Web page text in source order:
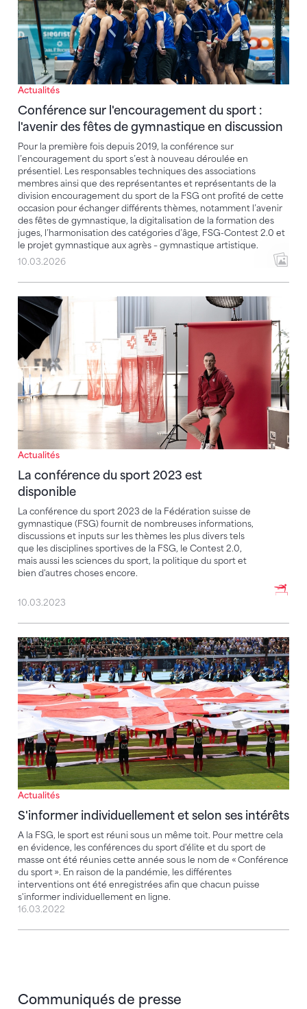
Actualités
Conférence sur l'encouragement du sport :
l'avenir des fêtes de gymnastique en discussion
Pour la première fois depuis 2019, la conférence sur
l’encouragement du sport s’est à nouveau déroulée en
présentiel. Les responsables techniques des associations
membres ainsi que des représentantes et représentants de la
division encouragement du sport de la FSG ont profité de cette
occasion pour échanger différents thèmes, notamment l’avenir
des fêtes de gymnastique, la digitalisation de la formation des
juges, l’harmonisation des catégories d’âge, FSG-Contest 2.0 et
le projet gymnastique aux agrès – gymnastique artistique.
10.03.2026
Actualités
La conférence du sport 2023 est
disponible
La conférence du sport 2023 de la Fédération suisse de
gymnastique (FSG) fournit de nombreuses informations,
discussions et inputs sur les thèmes les plus divers tels
que les disciplines sportives de la FSG, le Contest 2.0,
mais aussi les sciences du sport, la politique du sport et
bien d'autres choses encore.
La conférence du sport 2023 est disponible
10.03.2023
Actualités
S'informer individuellement et selon ses intérêts
A la FSG, le sport est réuni sous un même toit. Pour mettre cela
en évidence, les conférences du sport d'élite et du sport de
masse ont été réunies cette année sous le nom de « Conférence
du sport ». En raison de la pandémie, les différentes
interventions ont été enregistrées afin que chacun puisse
s'informer individuellement en ligne.
S'informer individuellement et selon ses intérêts
16.03.2022
Communiqués de presse